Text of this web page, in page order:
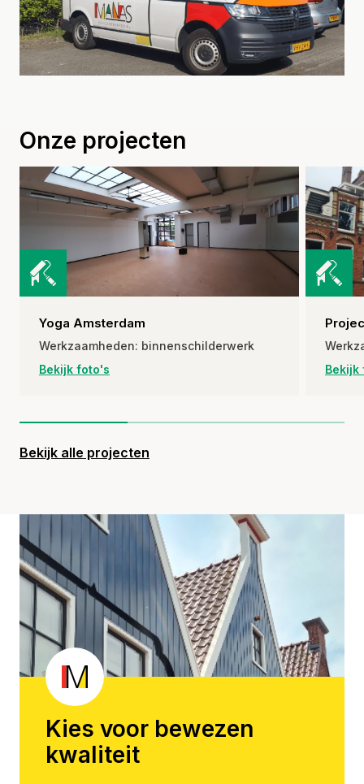
Onze projecten
Bekijk alle projecten
Yoga Amsterdam
Werkzaamheden: binnenschilderwerk
Bekijk foto's
Bekijk
Kies voor bewezen
kwaliteit